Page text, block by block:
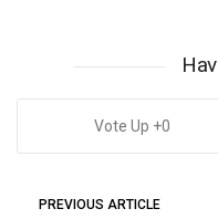
0
PREVIOUS ARTICLE